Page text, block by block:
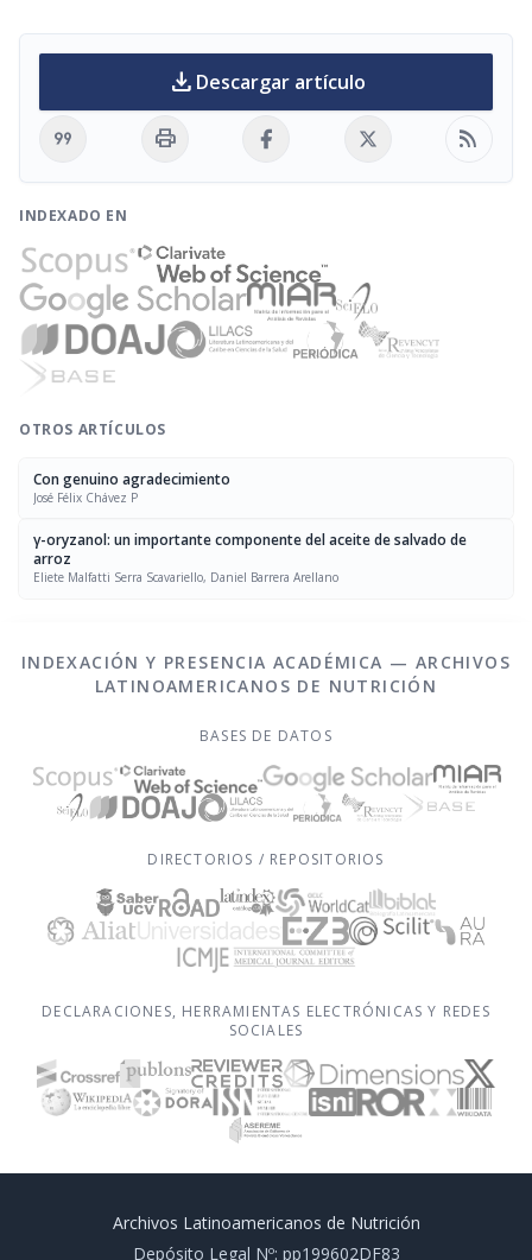
download Descargar artículo
format_quote print rss_feed
INDEXADO EN
OTROS ARTÍCULOS
Con genuino agradecimiento
José Félix Chávez P
γ-oryzanol: un importante componente del aceite de salvado de
arroz
Eliete Malfatti Serra Scavariello, Daniel Barrera Arellano
INDEXACIÓN Y PRESENCIA ACADÉMICA — ARCHIVOS
LATINOAMERICANOS DE NUTRICIÓN
BASES DE DATOS
DIRECTORIOS / REPOSITORIOS
DECLARACIONES, HERRAMIENTAS ELECTRÓNICAS Y REDES
SOCIALES
Archivos Latinoamericanos de Nutrición
Depósito Legal Nº: pp199602DF83